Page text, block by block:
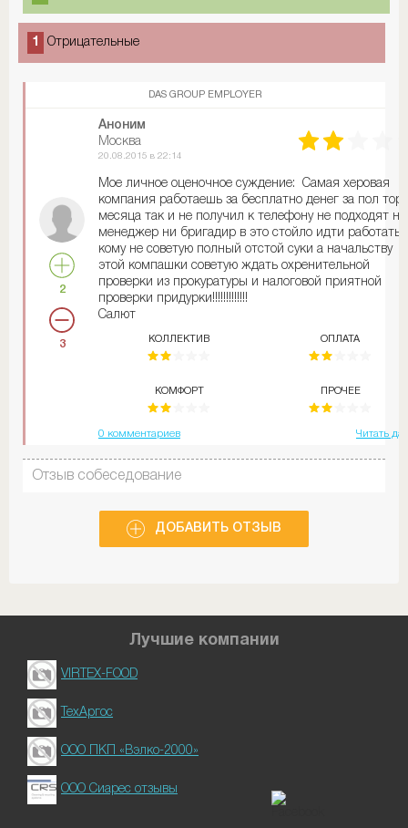
1 Отрицательные
DAS GROUP EMPLOYER
2
3
Аноним
Москва
20.08.2015 в 22:14
Мое личное оценочное суждение: Самая херовая
компания работаешь за бесплатно денег за пол тора
месяца так и не получил к телефону не подходят ни
менеджер ни бригадир в это стойло идти работать
кому не советую полный отстой суки а начальству
этой компашки советую ждать охренительной
проверки из прокуратуры и налоговой приятной
проверки придурки!!!!!!!!!!!!!
Салют
КОЛЛЕКТИВ
КОМФОРТ
ОПЛАТА
ПРОЧЕЕ
0 комментариев Читать
Отзыв собеседование
ДОБАВИТЬ ОТЗЫВ
Лучшие компании
VIRTEX-FOOD
ТехАргос
ООО ПКП «Вэлко-2000»
ООО Сиарес отзывы